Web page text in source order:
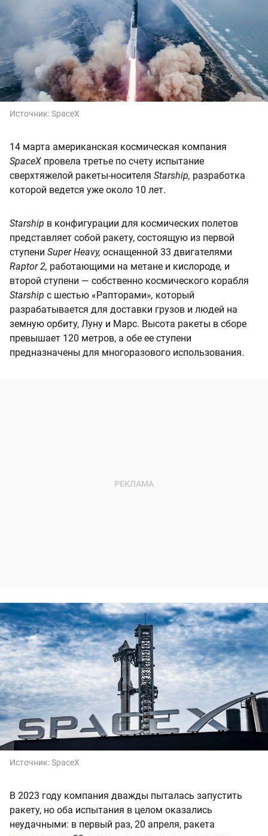
Источник:SpaceX
14 марта американская космическая компания
SpaceX провела третье по счету испытание
сверхтяжелой ракеты-носителя Starship, разработка
которой ведется уже около 10 лет.
Starship в конфигурации для космических полетов
представляет собой ракету, состоящую из первой
ступени Super Heavy, оснащенной 33 двигателями
Raptor 2, работающими на метане и кислороде, и
второй ступени — собственно космического корабля
Starship с шестью «Рапторами», который
разрабатывается для доставки грузов и людей на
земную орбиту, Луну и Марс. Высота ракеты в сборе
превышает 120 метров, а обе ее ступени
предназначены для многоразового использования.
Источник:SpaceX
В 2023 году компания дважды пыталась запустить
ракету, но оба испытания в целом оказались
неудачными: в первый раз, 20 апреля, ракета